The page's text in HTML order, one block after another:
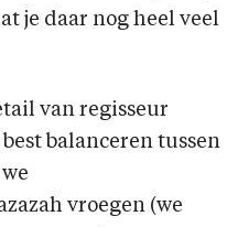
je daar nog heel veel
van regisseur
balanceren tussen
vroegen (we